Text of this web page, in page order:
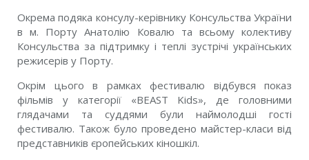
Окрема подяка консулу-керівнику Консульства України
в м. Порту Анатолію Ковалю та всьому колективу
Консульства за підтримку і теплі зустрічі українських
режисерів у Порту.
Окрім цього в рамках фестивалю відбувся показ
фільмів у категорії «BEAST Kids», де головними
глядачами та суддями були наймолодші гості
фестивалю. Також було проведено майстер-класи від
представників єропейських кіношкіл.